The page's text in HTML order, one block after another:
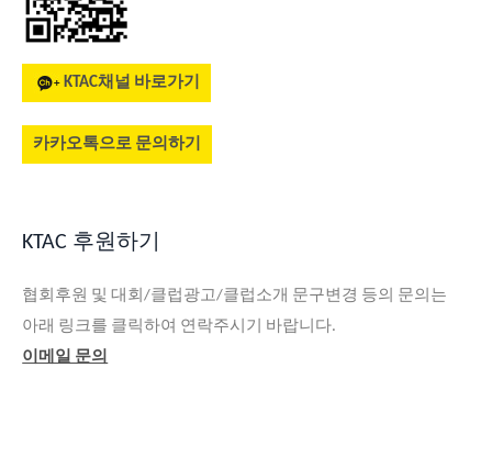
KTAC채널 바로가기
카카오톡으로 문의하기
KTAC 후원하기
협회후원 및 대회/클럽광고/클럽소개 문구변경 등의 문의는
아래 링크를 클릭하여 연락주시기 바랍니다.
이메일 문의